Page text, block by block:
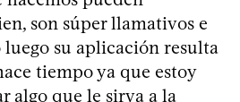
son súper llamativos e
su aplicación resulta
tiempo ya que estoy
algo que le sirva a la